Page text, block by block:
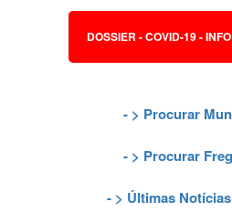
DOSSIER - COVID-19 -
- > Procurar
- > Procurar
- > Últimas